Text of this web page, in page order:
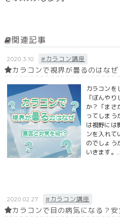
関連記事
2020.3.10 #カラコン講座
カラコンで視界が曇るのはな
カラコンを
「ぼんや
か？「まさ
ってしまう
は視野には
ンを入れて
のでしょう
いきます。
2020.02.27 #カラコン講座
カラコンで目の病気になる？